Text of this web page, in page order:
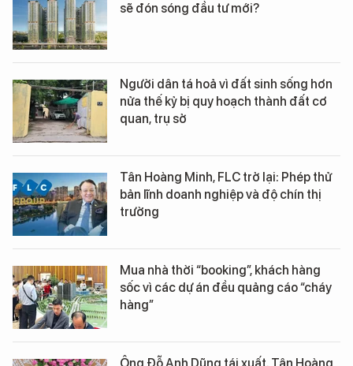
sẽ đón sóng đầu tư mới?
Người dân tá hoả vì đất sinh sống hơn
nửa thế kỷ bị quy hoạch thành đất cơ
quan, trụ sở
Tân Hoàng Minh, FLC trở lại: Phép thử
bản lĩnh doanh nghiệp và độ chín thị
trường
Mua nhà thời “booking”, khách hàng
sốc vì các dự án đều quảng cáo “cháy
hàng”